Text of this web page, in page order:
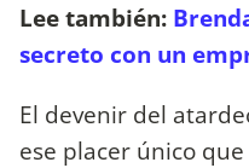
Lee también:
secreto con un
El devenir del
ese placer único